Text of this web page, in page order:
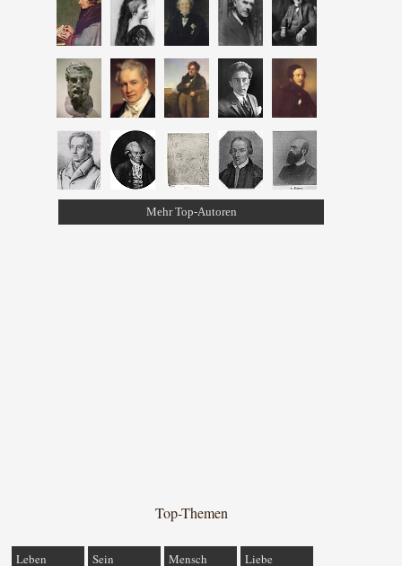
Mehr Top-Autoren
Top-Themen
Leben Sein Mensch Liebe